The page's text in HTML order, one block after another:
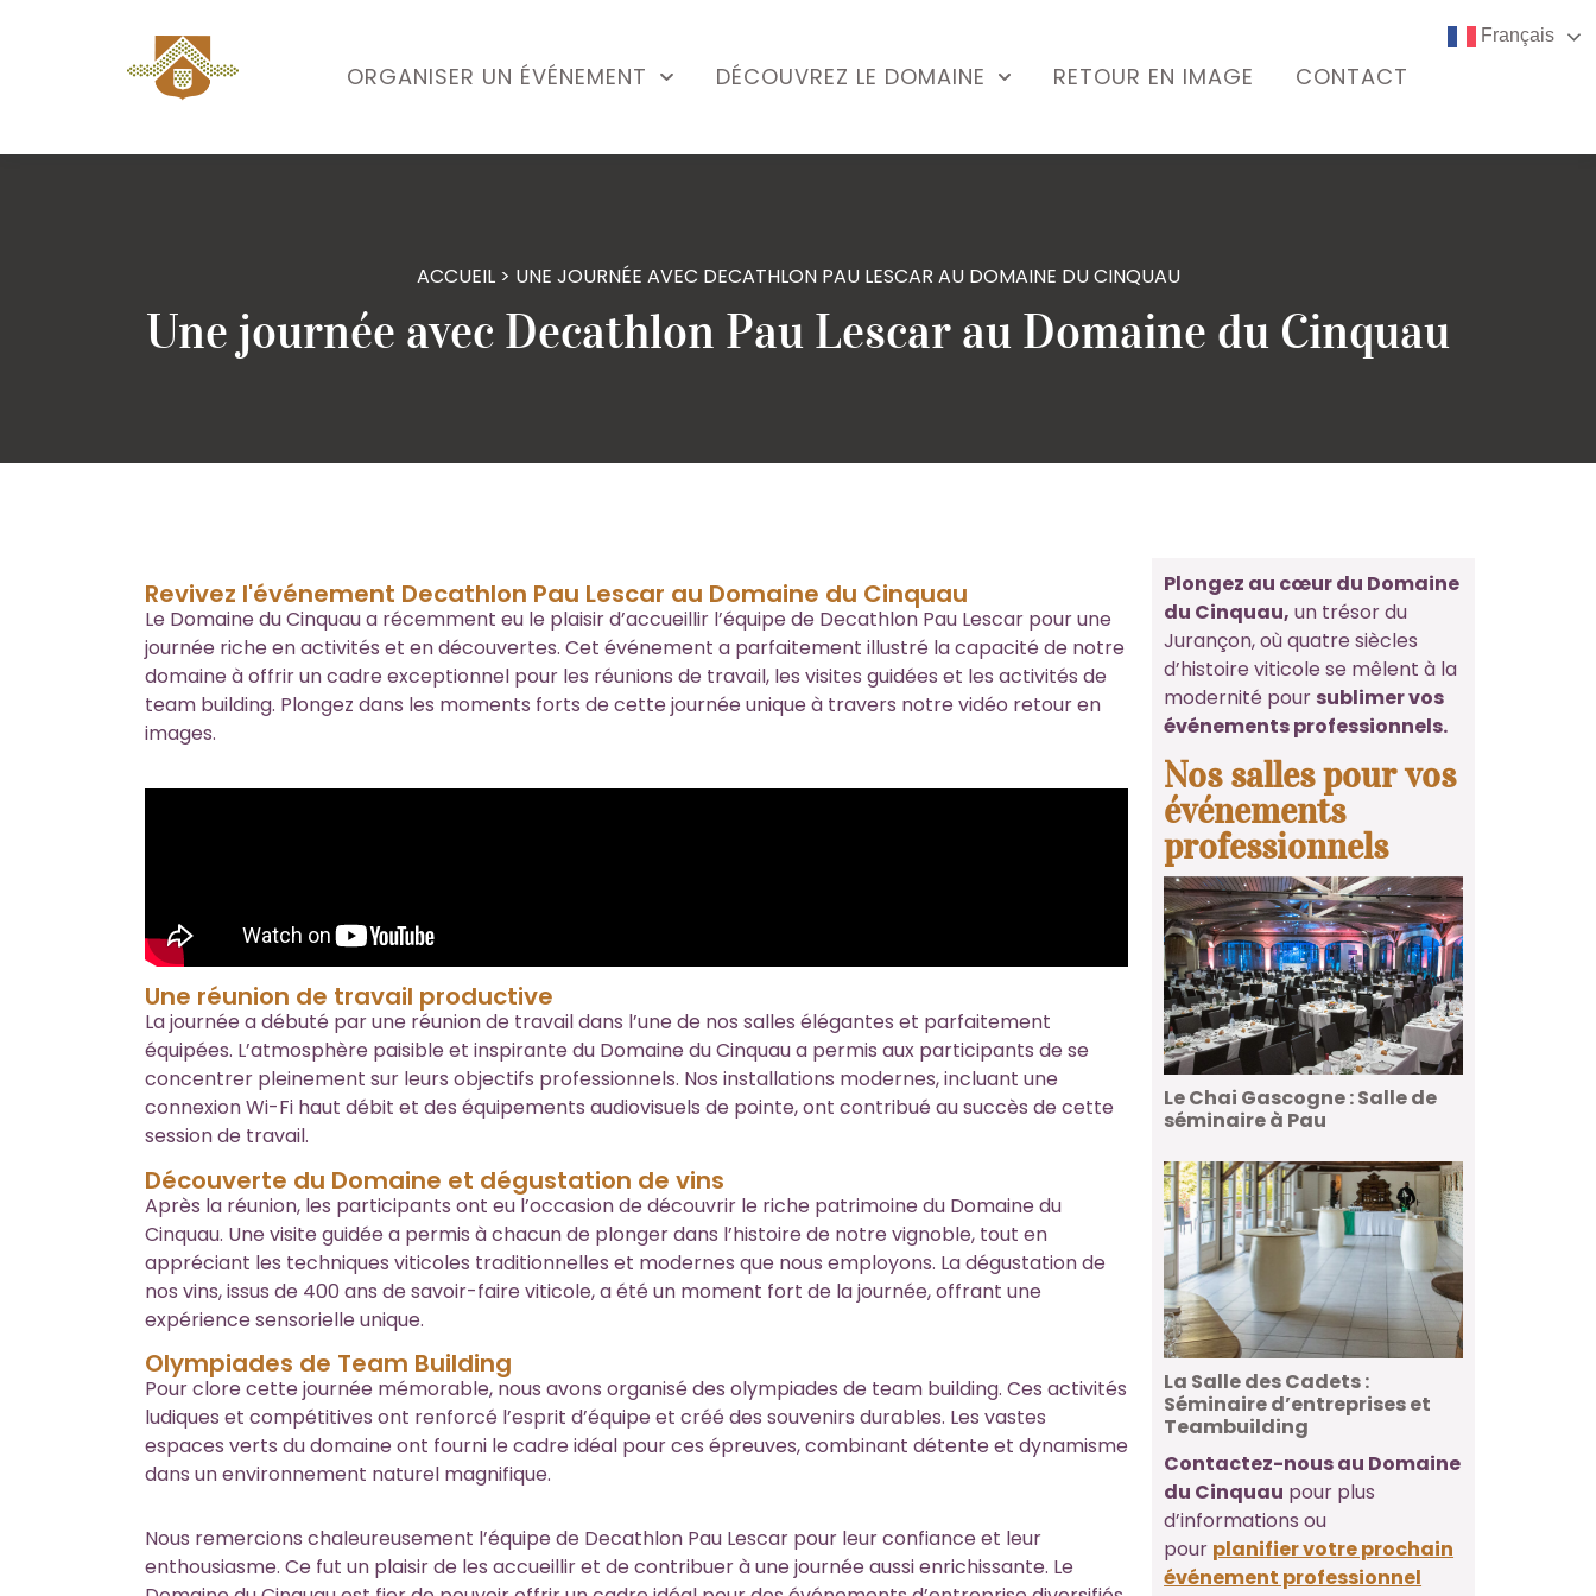
ORGANISER UN ÉVÉNEMENT DÉCOUVREZ LE DOMAINE RETOUR EN IMAGE CONTACT
ACCUEIL> UNE JOURNÉE AVEC DECATHLON PAU LESCAR AU DOMAINE DU CINQUAU
Une journée avec Decathlon Pau Lescar au Domaine du Cinquau
Revivez l'événement Decathlon Pau Lescar au Domaine du Cinquau
Le Domaine du Cinquau a récemment eu le plaisir d’accueillir l’équipe de Decathlon Pau Lescar pour une
journée riche en activités et en découvertes. Cet événement a parfaitement illustré la capacité de notre
domaine à offrir un cadre exceptionnel pour les réunions de travail, les visites guidées et les activités de
team building. Plongez dans les moments forts de cette journée unique à travers notre vidéo retour en
images.
Une réunion de travail productive
La journée a débuté par une réunion de travail dans l’une de nos salles élégantes et parfaitement
équipées. L’atmosphère paisible et inspirante du Domaine du Cinquau a permis aux participants de se
concentrer pleinement sur leurs objectifs professionnels. Nos installations modernes, incluant une
connexion Wi-Fi haut débit et des équipements audiovisuels de pointe, ont contribué au succès de cette
session de travail.
Découverte du Domaine et dégustation de vins
Après la réunion, les participants ont eu l’occasion de découvrir le riche patrimoine du Domaine du
Cinquau. Une visite guidée a permis à chacun de plonger dans l’histoire de notre vignoble, tout en
appréciant les techniques viticoles traditionnelles et modernes que nous employons. La dégustation de
nos vins, issus de 400 ans de savoir-faire viticole, a été un moment fort de la journée, offrant une
expérience sensorielle unique.
Olympiades de Team Building
Pour clore cette journée mémorable, nous avons organisé des olympiades de team building. Ces activités
ludiques et compétitives ont renforcé l’esprit d’équipe et créé des souvenirs durables. Les vastes
espaces verts du domaine ont fourni le cadre idéal pour ces épreuves, combinant détente et dynamisme
dans un environnement naturel magnifique.
Nous remercions chaleureusement l’équipe de Decathlon Pau Lescar pour leur confiance et leur
enthousiasme. Ce fut un plaisir de les accueillir et de contribuer à une journée aussi enrichissante. Le
Plongez au cœur du Domaine
du Cinquau, un trésor du
Jurançon, où quatre siècles
d’histoire viticole se mêlent à la
modernité pour sublimer vos
événements professionnels.
Nos salles pour vos
événements
professionnels
Le Chai Gascogne : Salle de
séminaire à Pau
La Salle des Cadets :
Séminaire d’entreprises et
Teambuilding
Contactez-nous au Domaine
du Cinquau pour plus
d’informations ou
pour planifier votre prochain
événement professionnel
Français